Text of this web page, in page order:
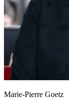
Marie-Pierre Goetz